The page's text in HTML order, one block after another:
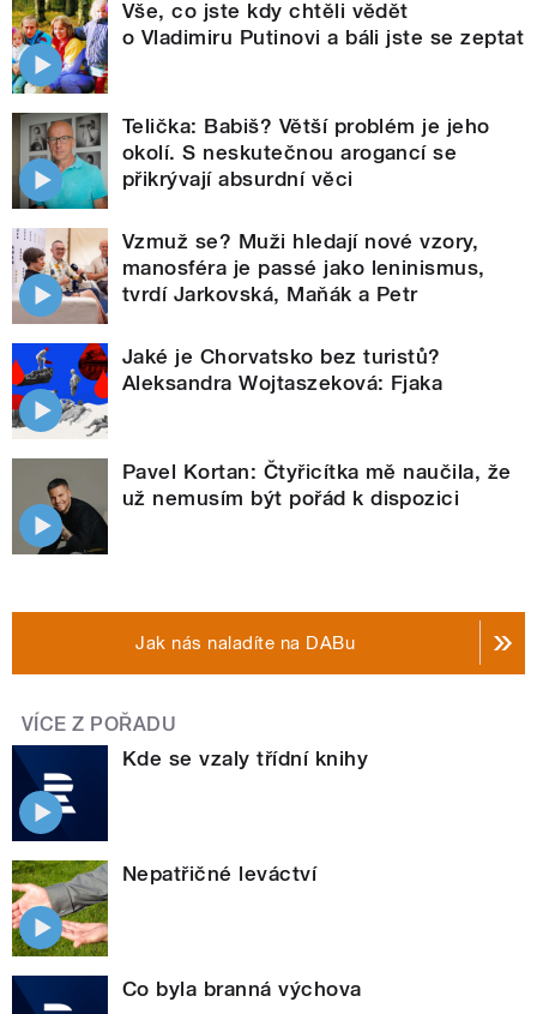
Vše, co jste kdy chtěli vědět
o Vladimiru Putinovi a báli jste se zeptat
Telička: Babiš? Větší problém je jeho
okolí. S neskutečnou arogancí se
přikrývají absurdní věci
Vzmuž se? Muži hledají nové vzory,
manosféra je passé jako leninismus,
tvrdí Jarkovská, Maňák a Petr
Jaké je Chorvatsko bez turistů?
Aleksandra Wojtaszeková: Fjaka
Pavel Kortan: Čtyřicítka mě naučila, že
už nemusím být pořád k dispozici
Jak nás naladíte na DABu
VÍCE Z POŘADU
Kde se vzaly třídní knihy
Nepatřičné leváctví
Co byla branná výchova